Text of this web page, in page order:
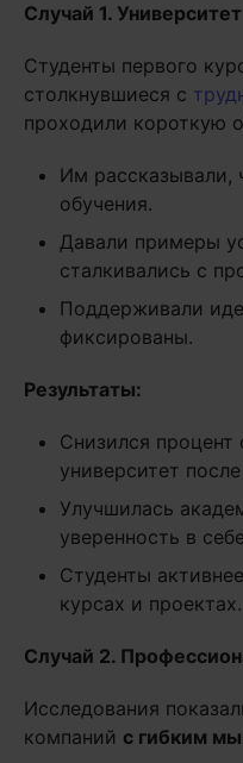
Случай 1.
Студенты первого
столкнувшиеся с
проходили короткую
Им рассказывали,
обучения.
Давали примеры
сталкивались с
Поддерживали
фиксированы.
Результаты:
Снизился процент
университет
Улучшилась
уверенность в
Студенты
курсах и проектах.
Случай 2.
Исследования
компаний с гибким